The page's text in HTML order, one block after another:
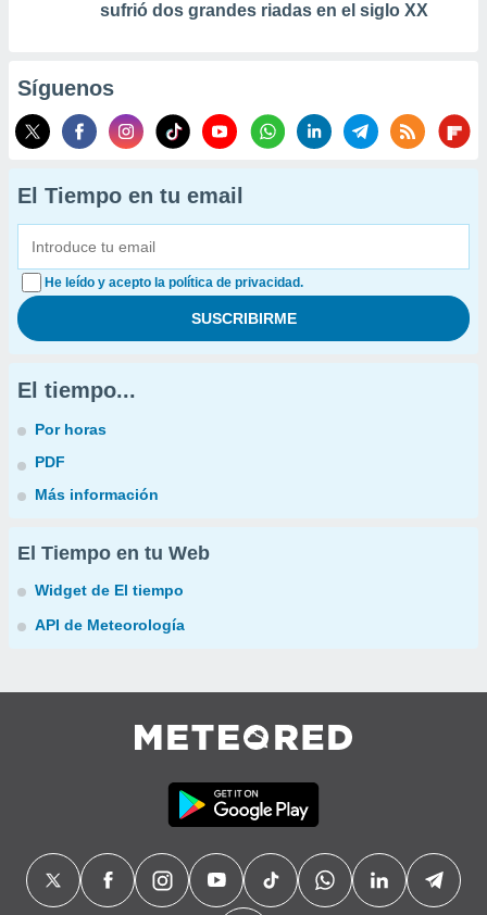
sufrió dos grandes riadas en el siglo XX
Síguenos
El Tiempo en tu email
He leído y acepto la política de privacidad.
El tiempo...
Por horas
PDF
Más información
El Tiempo en tu Web
Widget de El tiempo
API de Meteorología